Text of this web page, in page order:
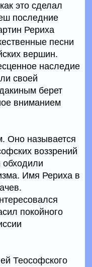
это сделал
последние
Рериха
песни
вершин.
наследие
своей
берет
вниманием
Оно называется
воззрений
обходили
Имя Рериха в
покойного
Теософского